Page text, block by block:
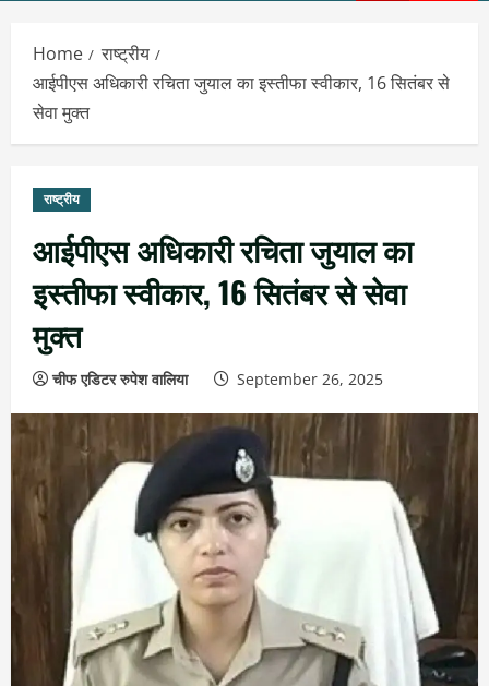
Home
राष्ट्रीय
आईपीएस अधिकारी रचिता जुयाल का इस्तीफा स्वीकार, 16 सितंबर से
सेवा मुक्त
राष्ट्रीय
आईपीएस अधिकारी रचिता जुयाल का
इस्तीफा स्वीकार, 16 सितंबर से सेवा
मुक्त
चीफ एडिटर रुपेश वालिया September 26, 2025